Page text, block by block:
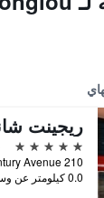
5 نجوم
0.0 كيلومتر عن وسط المدينة